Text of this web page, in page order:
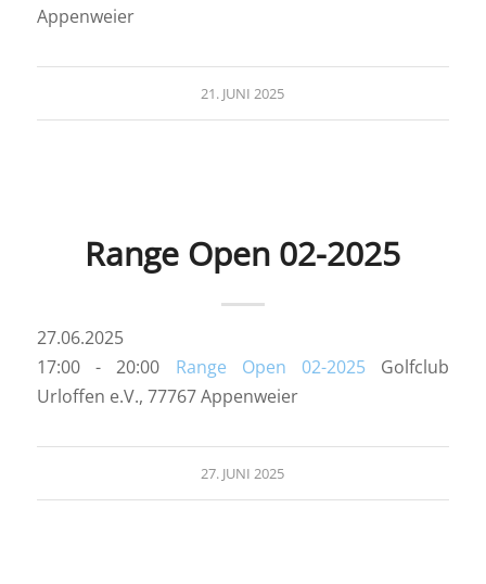
Appenweier
21. JUNI 2025
Range Open 02-2025
27.06.2025
17:00 - 20:00 Range Open 02-2025
Golfclub
Urloffen e.V., 77767 Appenweier
27. JUNI 2025